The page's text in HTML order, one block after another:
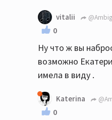
vitalii
0
Ну что ж вы
возможно
имела в виду .
Katerina
0